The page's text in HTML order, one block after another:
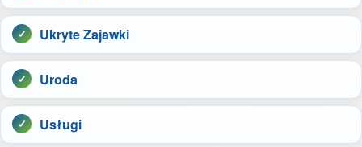
Ukryte Zajawki
Uroda
Usługi